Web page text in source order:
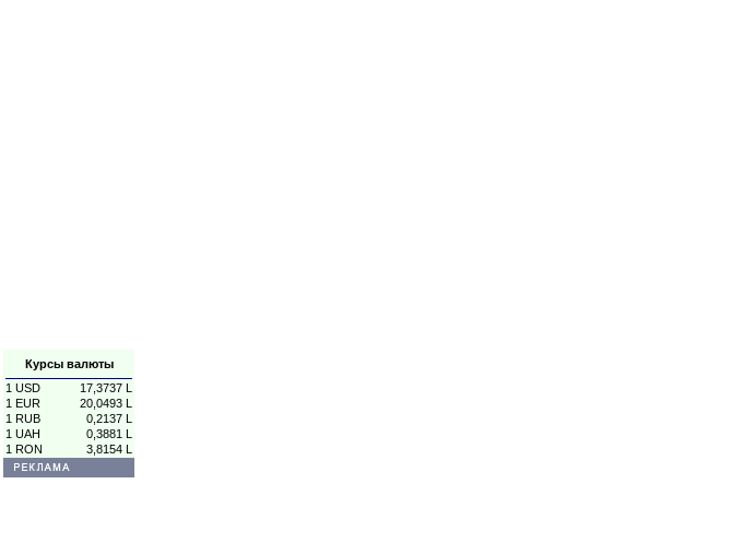
Курсы валюты
1 USD
17,3737 L
1 EUR
20,0493 L
1 RUB
0,2137 L
1 UAH
0,3881 L
1 RON
3,8154 L